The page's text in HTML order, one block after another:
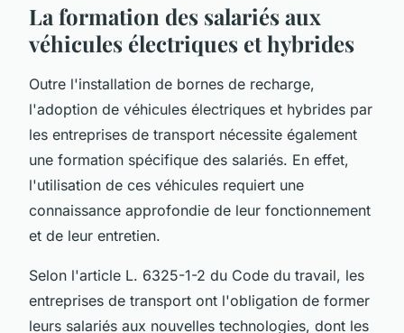
La formation des salariés aux
véhicules électriques et hybrides
Outre l'installation de bornes de recharge,
l'adoption de véhicules électriques et hybrides par
les entreprises de transport nécessite également
une formation spécifique des salariés. En effet,
l'utilisation de ces véhicules requiert une
connaissance approfondie de leur fonctionnement
et de leur entretien.
Selon l'article L. 6325-1-2 du Code du travail, les
entreprises de transport ont l'obligation de former
leurs salariés aux nouvelles technologies, dont les